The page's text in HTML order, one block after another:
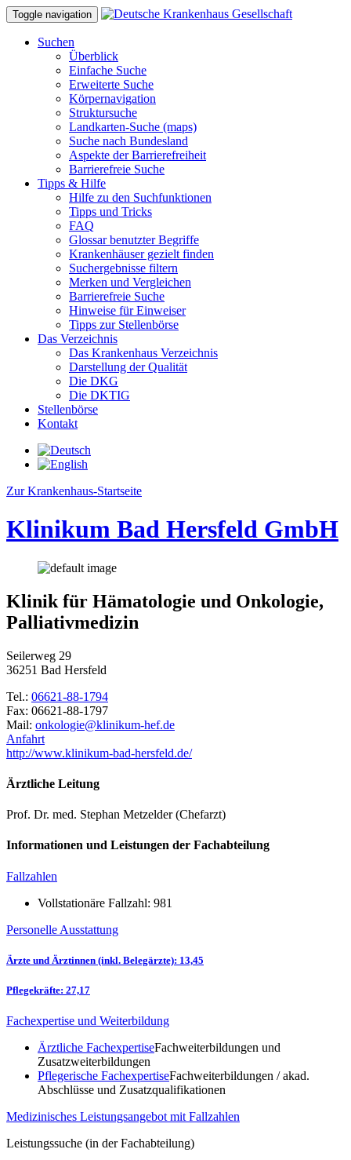
Toggle navigation
Suchen
Überblick
Einfache Suche
Erweiterte Suche
Körpernavigation
Struktursuche
Landkarten-Suche (maps)
Suche nach Bundesland
Aspekte der Barrierefreiheit
Barrierefreie Suche
Tipps & Hilfe
Hilfe zu den Suchfunktionen
Tipps und Tricks
FAQ
Glossar benutzter Begriffe
Krankenhäuser gezielt finden
Suchergebnisse filtern
Merken und Vergleichen
Barrierefreie Suche
Hinweise für Einweiser
Tipps zur Stellenbörse
Das Verzeichnis
Das Krankenhaus Verzeichnis
Darstellung der Qualität
Die DKG
Die DKTIG
Stellenbörse
Kontakt
Zur Krankenhaus-Startseite
Klinikum Bad Hersfeld GmbH
Klinik für Hämatologie und Onkologie,
Palliativmedizin
Seilerweg 29
36251 Bad Hersfeld
Tel.: 06621-88-1794
Fax: 06621-88-1797
Mail: ed.feh-mukinilk@eigolokno
Anfahrt
http://www.klinikum-bad-hersfeld.de/
Ärztliche Leitung
Prof. Dr. med. Stephan Metzelder (Chefarzt)
Informationen und Leistungen der Fachabteilung
Fallzahlen
Vollstationäre Fallzahl: 981
Personelle Ausstattung
Ärzte und Ärztinnen (inkl. Belegärzte): 13,45
Pflegekräfte: 27,17
Fachexpertise und Weiterbildung
Ärztliche FachexpertiseFachweiterbildungen und
Zusatzweiterbildungen
Pflegerische FachexpertiseFachweiterbildungen / akad.
Abschlüsse und Zusatzqualifikationen
Medizinisches Leistungsangebot mit Fallzahlen
Leistungssuche (in der Fachabteilung)